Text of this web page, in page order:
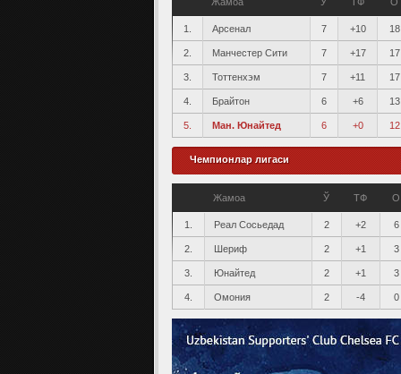
1. Арсенал 7 +10 18
2. Манчестер Сити 7 +17 17
3. Тоттенхэм 7 +11 17
4. Брайтон 6 +6 13
5. Ман. Юнайтед 6 +0 12
Чемпионлар лигаси
Жамоа Ў ТФ О
1. Реал Сосьедад 2 +2 6
2. Шериф 2 +1 3
3. Юнайтед 2 +1 3
4. Омония 2 -4 0